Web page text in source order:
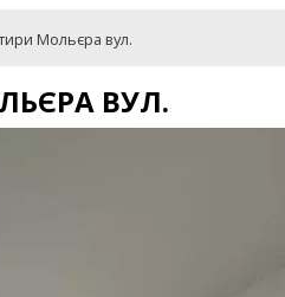
Мольєра вул.
ВУЛ.